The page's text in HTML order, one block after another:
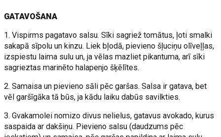
GATAVOŠANA
1. Vispirms pagatavo salsu. Sīki sagriež tomātus, ļoti smalki
sakapā sīpolu un kinzu. Liek bļodā, pievieno šļuciņu olīveļļas,
izspiestu laima sulu un, ja vēlas mazliet pikantuma, arī sīki
sagrieztas marinēto halapenjo šķēlītes.
2. Samaisa un pievieno sāli pēc garšas. Salsa ir gatava, bet
vēl garšīgāka tā būs, ja kādu laiku dabūs savilkties.
3. Gvakamolei nomizo divus nelielus, gatavus avokado, kurus
saspaida ar dakšiņu. Pievieno salsu (daudzums pēc